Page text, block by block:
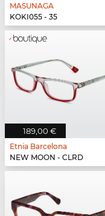
MASUNAGA
KOKI055 - 35
189,00 €
Etnia Barcelona
NEW MOON - CLRD